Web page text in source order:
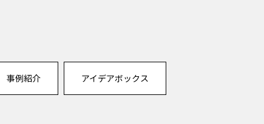
事例紹介 アイデアボックス